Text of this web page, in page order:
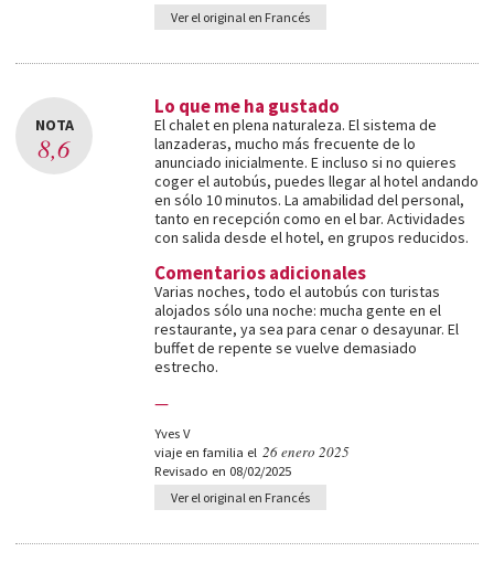
Ver el original en Francés
NOTA
8,6
Lo que me ha gustado
El chalet en plena naturaleza. El sistema de
lanzaderas, mucho más frecuente de lo
anunciado inicialmente. E incluso si no quieres
coger el autobús, puedes llegar al hotel andando
en sólo 10 minutos. La amabilidad del personal,
tanto en recepción como en el bar. Actividades
con salida desde el hotel, en grupos reducidos.
Comentarios adicionales
Varias noches, todo el autobús con turistas
alojados sólo una noche: mucha gente en el
restaurante, ya sea para cenar o desayunar. El
buffet de repente se vuelve demasiado
estrecho.
—
Yves V
viaje en familia el 26 enero 2025
Revisado en 08/02/2025
Ver el original en Francés